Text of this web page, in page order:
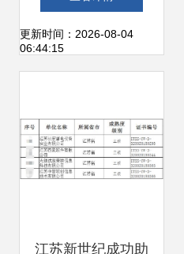
Dubbo Go 为切入
行维护服务
更新时间：2026-08-04
06:44:15
江苏新世纪成功助